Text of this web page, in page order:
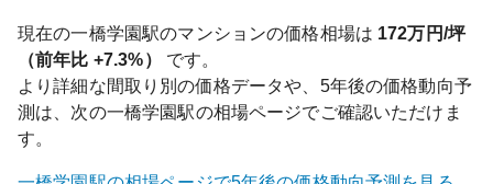
現在の一橋学園駅のマンションの価格相場は 172万円/坪
（前年比 +7.3%）
です。
より詳細な間取り別の価格データや、5年後の価格動向予
測は、次の一橋学園駅の相場ページでご確認いただけま
す。